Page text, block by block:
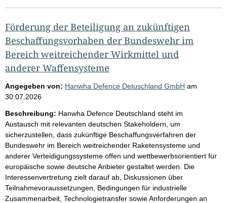
Förderung der Beteiligung an zukünftigen
Beschaffungsvorhaben der Bundeswehr im
Bereich weitreichender Wirkmittel und
anderer Waffensysteme
Angegeben von: Hanwha Defence Detuschland GmbH am
30.07.2026
Beschreibung: Hanwha Defence Deutschland steht im
Austausch mit relevanten deutschen Stakeholdern, um
sicherzustellen, dass zukünftige Beschaffungsverfahren der
Bundeswehr im Bereich weitreichender Raketensysteme und
anderer Verteidigungssysteme offen und wettbewerbsorientiert für
europäische sowie deutsche Anbieter gestaltet werden. Die
Interessenvertretung zielt darauf ab, Diskussionen über
Teilnahmevoraussetzungen, Bedingungen für industrielle
Zusammenarbeit, Technologietransfer sowie Anforderungen an